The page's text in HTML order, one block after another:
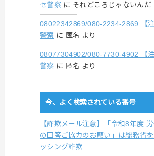
セ警察 に それどころじゃないんだ
08022342869/080-2234-2869 【
警察 に 匿名 より
08077304902/080-7730-4902 【
警察 に 匿名 より
今、よく検索されている番号
【詐欺メール注意】「令和8年度
の回答ご協力のお願い」は総務省
ッシング詐欺